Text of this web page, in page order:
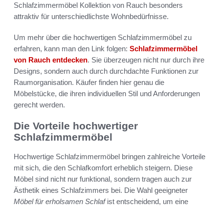
Schlafzimmermöbel Kollektion von Rauch besonders
attraktiv für unterschiedlichste Wohnbedürfnisse.
Um mehr über die hochwertigen Schlafzimmermöbel zu
erfahren, kann man den Link folgen: Schlafzimmermöbel
von Rauch entdecken. Sie überzeugen nicht nur durch ihre
Designs, sondern auch durch durchdachte Funktionen zur
Raumorganisation. Käufer finden hier genau die
Möbelstücke, die ihren individuellen Stil und Anforderungen
gerecht werden.
Die Vorteile hochwertiger
Schlafzimmermöbel
Hochwertige Schlafzimmermöbel bringen zahlreiche Vorteile
mit sich, die den Schlafkomfort erheblich steigern. Diese
Möbel sind nicht nur funktional, sondern tragen auch zur
Ästhetik eines Schlafzimmers bei. Die Wahl geeigneter
Möbel für erholsamen Schlafist entscheidend, um eine